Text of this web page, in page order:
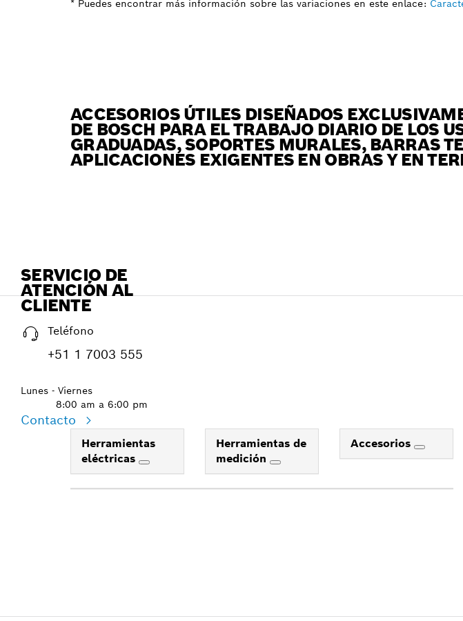
* Puedes encontrar más información sobre las variaciones en este enlace:
ACCESORIOS ÚTILES DISEÑADOS
DE BOSCH PARA EL TRABAJO DIARIO DE LOS
GRADUADAS, SOPORTES MURALES, BARRAS
APLICACIONES EXIGENTES EN OBRAS Y EN
SERVICIO DE
ATENCIÓN AL
CLIENTE
Teléfono
+51 1 7003 555
Lunes - Viernes
8:00 am a 6:00 pm
Contacto
Herramientas
eléctricas
Herramientas de
medición
Accesorios